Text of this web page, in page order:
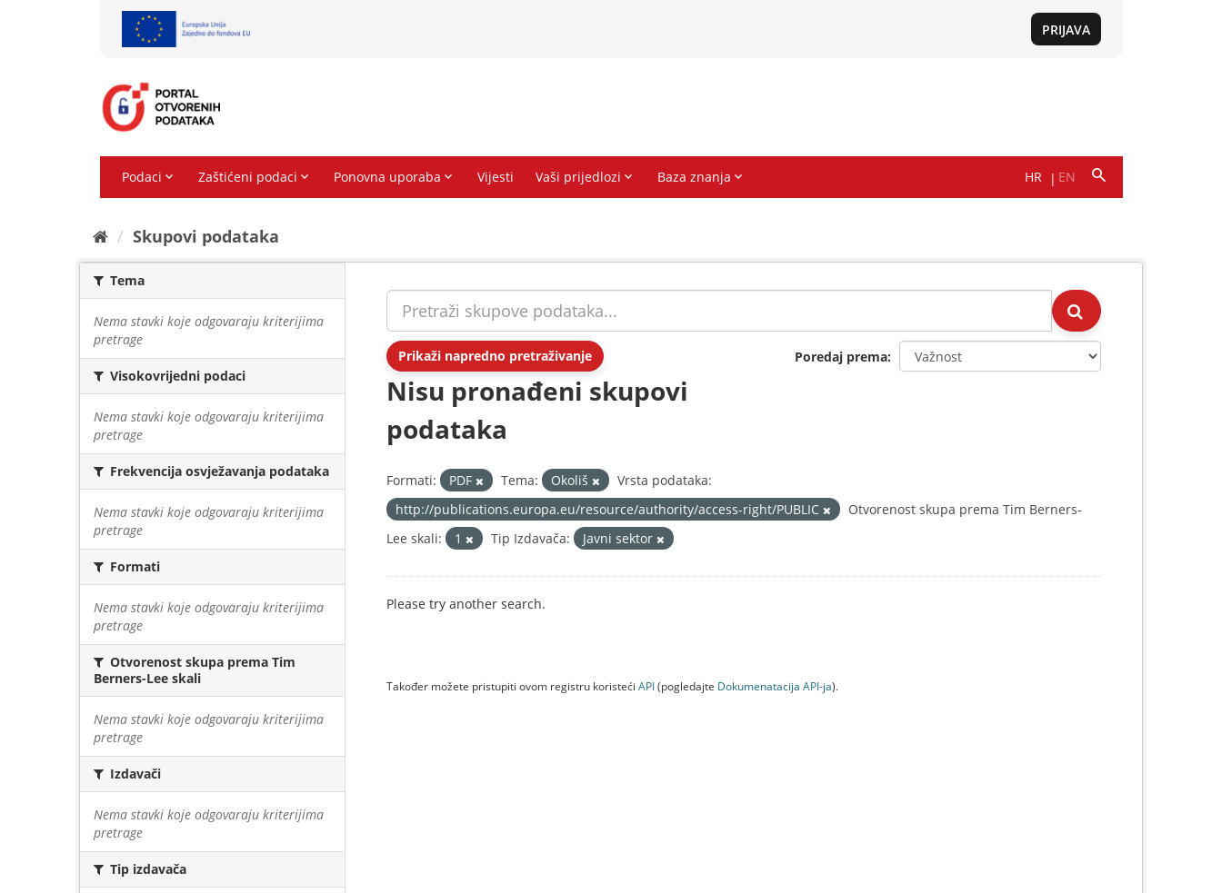
Skupovi podаtаkа
Tema
Nema stavki koje odgovaraju kriterijima
pretrage
Visokovrijedni podaci
Nema stavki koje odgovaraju kriterijima
pretrage
Frekvencija osvježavanja podataka
Nema stavki koje odgovaraju kriterijima
pretrage
Formati
Nema stavki koje odgovaraju kriterijima
pretrage
Otvorenost skupa prema Tim
Berners-Lee skali
Nema stavki koje odgovaraju kriterijima
pretrage
Izdavači
Nema stavki koje odgovaraju kriterijima
pretrage
Tip izdavača
Prikaži napredno pretraživanje Poredaj prema
Nisu pronađeni skupovi
podataka
Formati: PDF Tema: Okoliš
Vrsta podataka:
http://publications.europa.eu/resource/authority/access-right/PUBLIC
Otvorenost skupa prema Tim Berners-
Lee skali:
1 Tip Izdavača: Javni sektor
Please try another search.
Također možete pristupiti ovom registru koristeći API(pogledajte Dokumenаtаcijа API-jа).